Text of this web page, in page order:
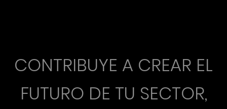
CONTRIBUYE A CREAR EL
FUTURO DE TU SECTOR,